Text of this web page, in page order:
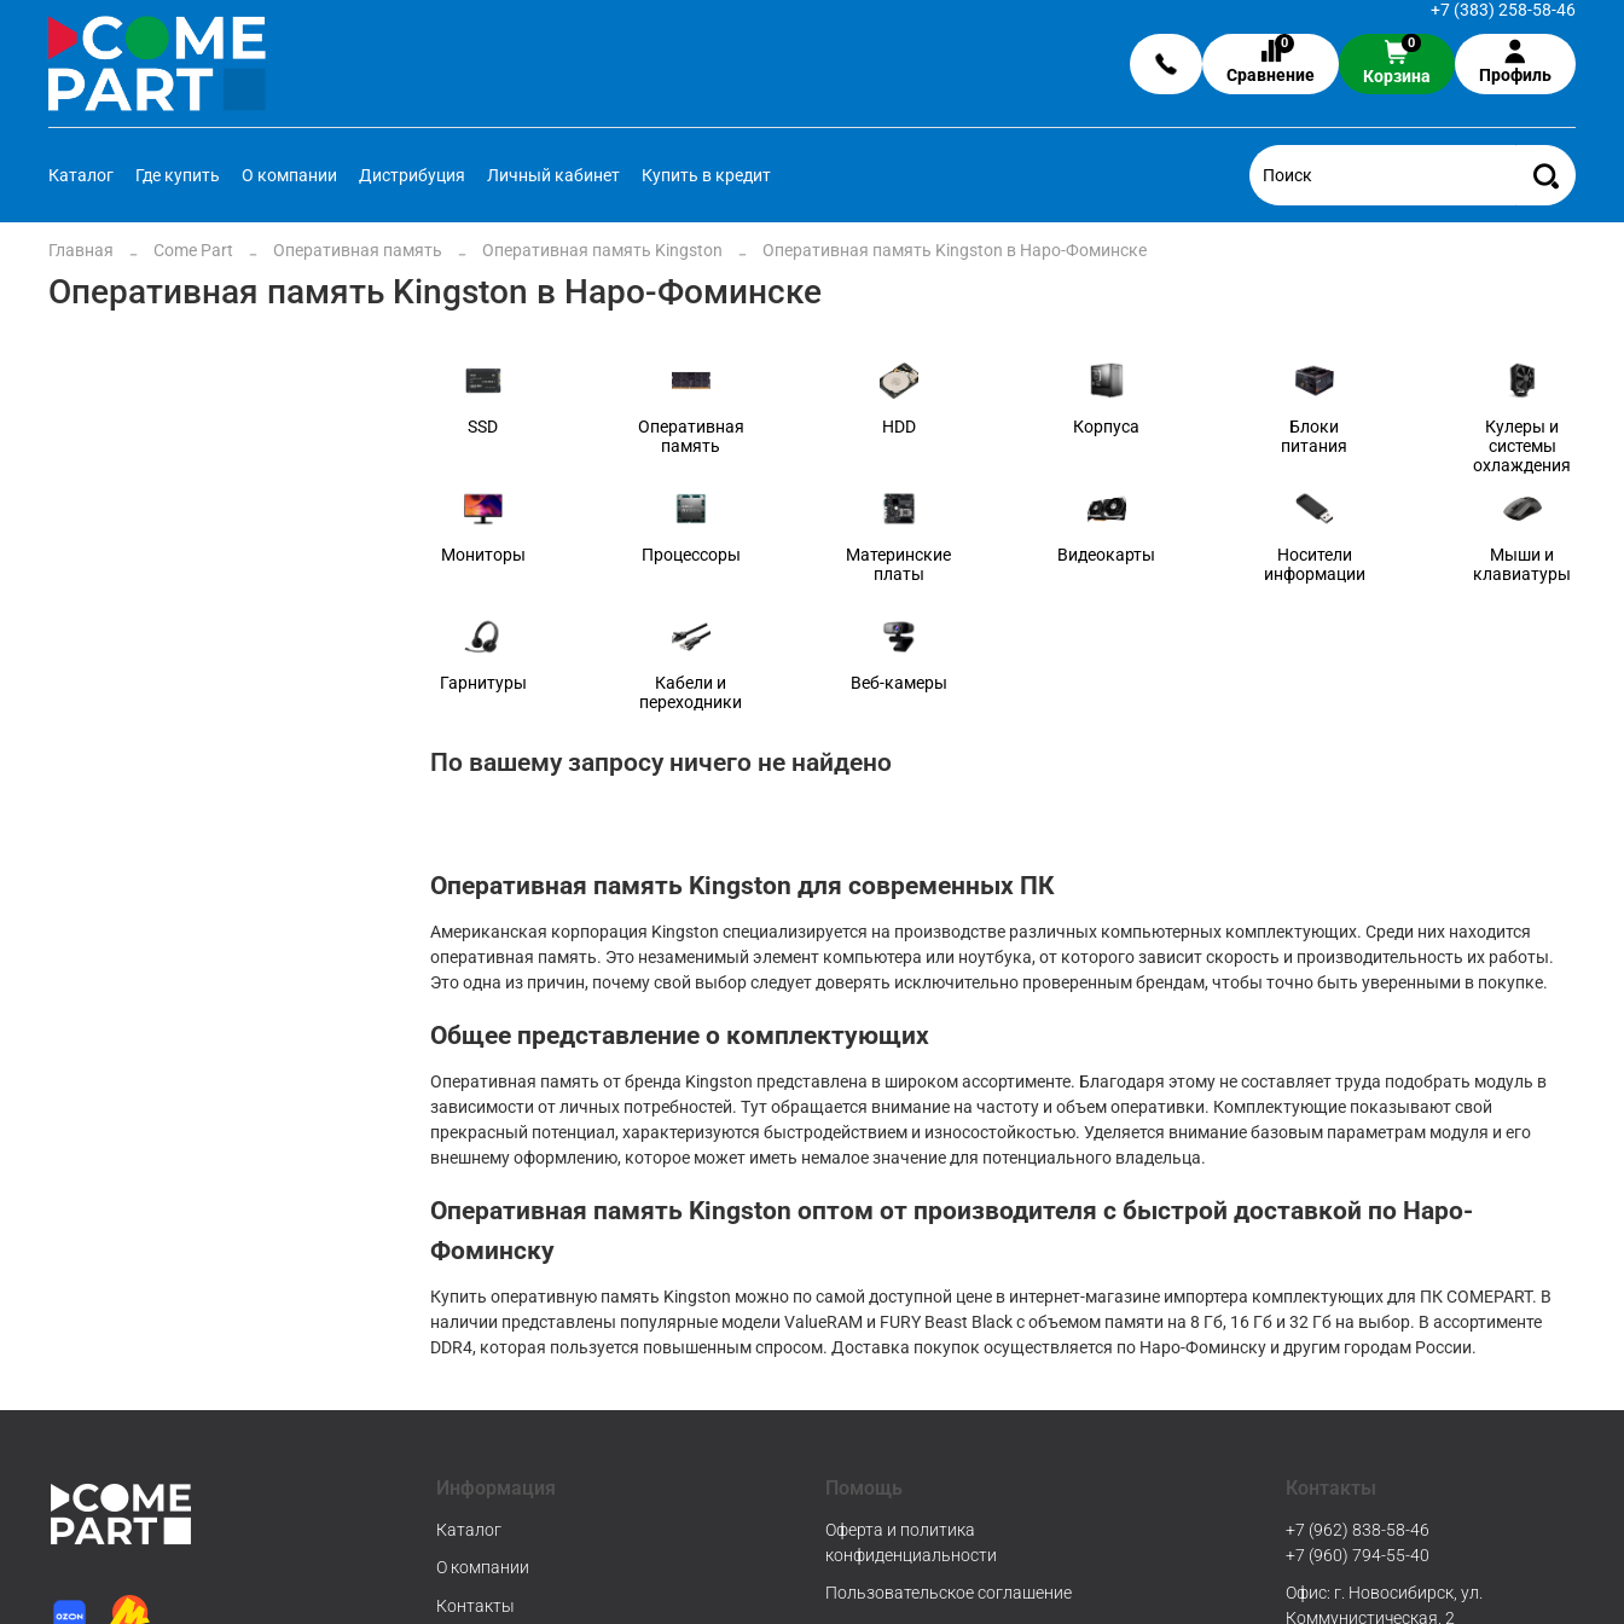
+7 (383) 258-58-46
0
Сравнение
0
Корзина Профиль
Каталог Где купить О компании Дистрибуция Личный кабинет Купить в кредит
Главная Come Part Оперативная память Оперативная память Kingston Оперативная память Kingston в Наро-Фоминске
Оперативная память Kingston в Наро-Фоминске
SSD
Оперативная
память
HDD Корпуса
Блоки
питания
Кулеры и
системы
охлаждения
Мониторы Процессоры
Материнские
платы
Видеокарты
Носители
информации
Мыши и
клавиатуры
Гарнитуры
Кабели и
переходники
Веб-камеры
По вашему запросу ничего не найдено
Оперативная память Kingston для современных ПК
Американская корпорация Kingston специализируется на производстве различных компьютерных комплектующих. Среди них находится
оперативная память. Это незаменимый элемент компьютера или ноутбука, от которого зависит скорость и производительность их работы.
Это одна из причин, почему свой выбор следует доверять исключительно проверенным брендам, чтобы точно быть уверенными в покупке.
Общее представление о комплектующих
Оперативная память от бренда Kingston представлена в широком ассортименте. Благодаря этому не составляет труда подобрать модуль в
зависимости от личных потребностей. Тут обращается внимание на частоту и объем оперативки. Комплектующие показывают свой
прекрасный потенциал, характеризуются быстродействием и износостойкостью. Уделяется внимание базовым параметрам модуля и его
внешнему оформлению, которое может иметь немалое значение для потенциального владельца.
Оперативная память Kingston оптом от производителя с быстрой доставкой по Наро-
Фоминску
Купить оперативную память Kingston можно по самой доступной цене в интернет-магазине импортера комплектующих для ПК COMEPART. В
наличии представлены популярные модели ValueRAM и FURY Beast Black с объемом памяти на 8 Гб, 16 Гб и 32 Гб на выбор. В ассортименте
DDR4, которая пользуется повышенным спросом. Доставка покупок осуществляется по Наро-Фоминску и другим городам России.
Информация
Каталог
О компании
Контакты
Помощь
Оферта и политика
конфиденциальности
Пользовательское соглашение
Контакты
+7 (962) 838-58-46
+7 (960) 794-55-40
Офис: г. Новосибирск, ул.
Коммунистическая, 2